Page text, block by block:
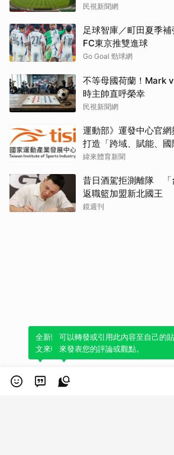
民視新聞網
足球智庫／町田夏季
FC東京推雙進球
Go Goal 勁球網
不等母國荷蘭！Mark
時主帥直呼榮幸
民視新聞網
運動部》運發中心官網
打造「跨域、賦能、
緯來體育新聞
昔日酒駕拒測離隊 「
返職籃加盟新北國王
鏡週刊
全新體驗！一鍵引用此內容，透過發布貼
文來輕鬆表達個人立場。
可以轉發或引用此內容至自己的貼
來發表您的評論或觀點。